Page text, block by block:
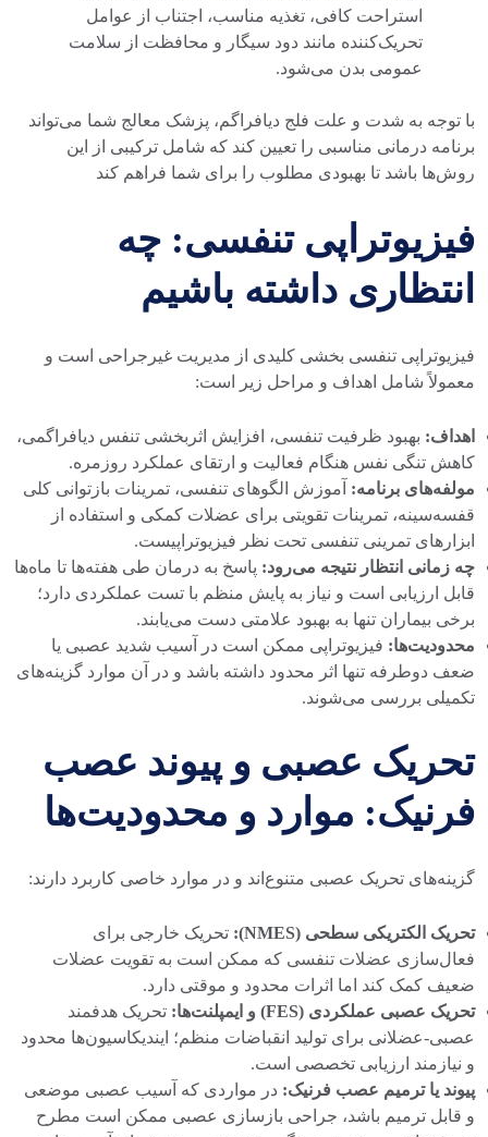
استراحت کافی، تغذیه مناسب، اجتناب از عوامل
تحریک‌کننده مانند دود سیگار و محافظت از سلامت
عمومی بدن می‌شود.
با توجه به شدت و علت فلج دیافراگم، پزشک معالج شما می‌تواند
برنامه درمانی مناسبی را تعیین کند که شامل ترکیبی از این
روش‌ها باشد تا بهبودی مطلوب را برای شما فراهم کند
فیزیوتراپی تنفسی: چه
انتظاری داشته باشیم
فیزیوتراپی تنفسی بخشی کلیدی از مدیریت غیرجراحی است و
معمولاً شامل اهداف و مراحل زیر است:
اهداف: بهبود ظرفیت تنفسی، افزایش اثربخشی تنفس دیافراگمی،
کاهش تنگی نفس هنگام فعالیت و ارتقای عملکرد روزمره.
مولفه‌های برنامه: آموزش الگوهای تنفسی، تمرینات بازتوانی کلی
قفسه‌سینه، تمرینات تقویتی برای عضلات کمکی و استفاده از
ابزارهای تمرینی تنفسی تحت نظر فیزیوتراپیست.
چه زمانی انتظار نتیجه می‌رود: پاسخ به درمان طی هفته‌ها تا ماه‌ها
قابل ارزیابی است و نیاز به پایش منظم با تست عملکردی دارد؛
برخی بیماران تنها به بهبود علامتی دست می‌یابند.
محدودیت‌ها: فیزیوتراپی ممکن است در آسیب شدید عصبی یا
ضعف دوطرفه تنها اثر محدود داشته باشد و در آن موارد گزینه‌های
تکمیلی بررسی می‌شوند.
تحریک عصبی و پیوند عصب
فرنیک: موارد و محدودیت‌ها
گزینه‌های تحریک عصبی متنوع‌اند و در موارد خاصی کاربرد دارند:
تحریک الکتریکی سطحی (NMES):
تحریک خارجی برای
فعال‌سازی عضلات تنفسی که ممکن است به تقویت عضلات
ضعیف کمک کند اما اثرات محدود و موقتی دارد.
تحریک عصبی عملکردی (FES) و ایمپلنت‌ها:
تحریک هدفمند
عصبی-عضلانی برای تولید انقباضات منظم؛ ایندیکاسیون‌ها محدود
و نیازمند ارزیابی تخصصی است.
پیوند یا ترمیم عصب فرنیک: در مواردی که آسیب عصبی موضعی
و قابل ترمیم باشد، جراحی بازسازی عصبی ممکن است مطرح